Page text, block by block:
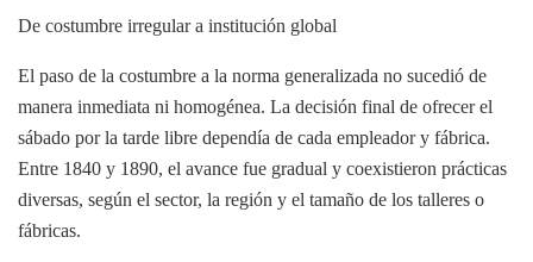
De costumbre irregular a institución global
El paso de la costumbre a la norma generalizada no sucedió de
manera inmediata ni homogénea. La decisión final de ofrecer el
sábado por la tarde libre dependía de cada empleador y fábrica.
Entre 1840 y 1890, el avance fue gradual y coexistieron prácticas
diversas, según el sector, la región y el tamaño de los talleres o
fábricas.